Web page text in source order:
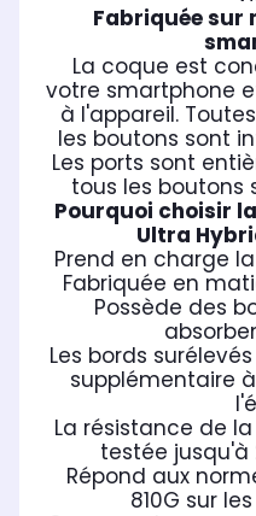
Fabriquée sur
La coque est
votre smartphone
à l'appareil.
les boutons sont
Les ports sont
tous les boutons
Pourquoi choisir
Ultra
Prend en charge
Fabriquée en
Possède des
Les bords
supplémentaire
La résistance de
testée
Répond aux
810G sur